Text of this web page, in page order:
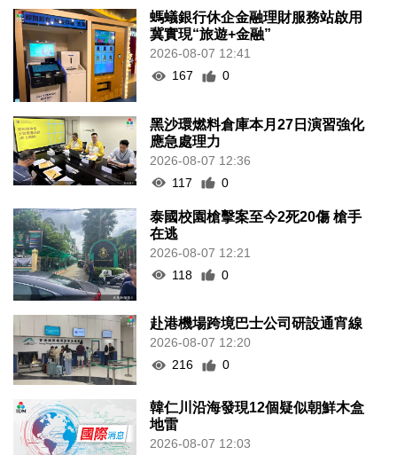
螞蟻銀行休企金融理財服務站啟用
冀實現“旅遊+金融”
2026-08-07 12:41
167
0
黑沙環燃料倉庫本月27日演習強化
應急處理力
2026-08-07 12:36
117
0
泰國校園槍擊案至今2死20傷 槍手
在逃
2026-08-07 12:21
118
0
赴港機場跨境巴士公司研設通宵線
2026-08-07 12:20
216
0
韓仁川沿海發現12個疑似朝鮮木盒
地雷
2026-08-07 12:03